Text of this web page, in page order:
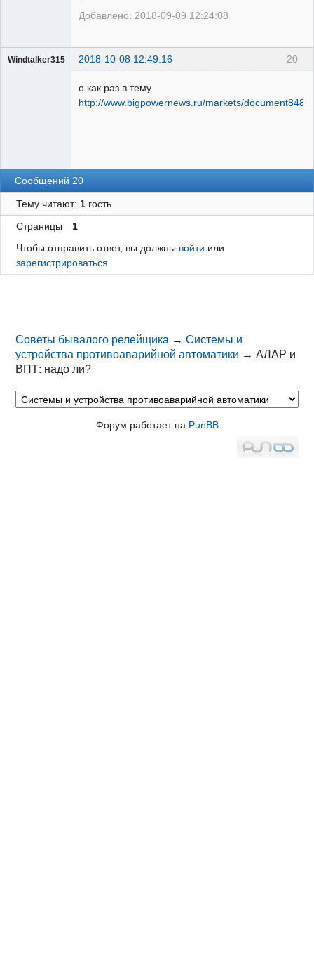
Добавлено: 2018-09-09 12:24:08
20
Windtalker315 2018-10-08 12:49:16
о как раз в тему
http://www.bigpowernews.ru/markets/
Сообщений 20
Тему читают: 1гость
Страницы
1
Чтобы отправить ответ, вы должны войти или
зарегистрироваться
Советы бывалого релейщика →Системы и
устройства противоаварийной автоматики →АЛАР и
ВПТ: надо ли?
Форум работает на PunBB